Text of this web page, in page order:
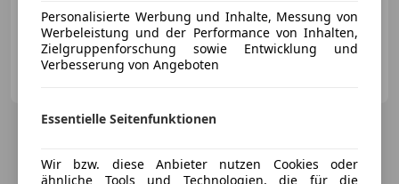
10/2006 93 723 km Benzin 170 kW (231 PS)
Privat
Personalisierte Werbung und Inhalte, Messung von
Werbeleistung und der Performance von Inhalten,
Zielgruppenforschung sowie Entwicklung und
Verbesserung von Angeboten
Essentielle Seitenfunktionen
Wir bzw. diese Anbieter nutzen Cookies oder
ähnliche Tools und Technologien, die für die